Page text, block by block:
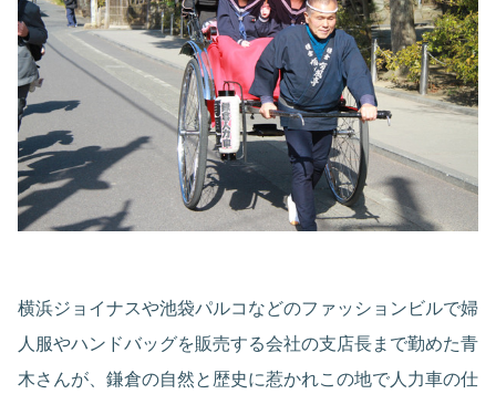
横浜ジョイナスや池袋パルコなどのファッションビルで婦
人服やハンドバッグを販売する会社の支店長まで勤めた青
木さんが、鎌倉の自然と歴史に惹かれこの地で人力車の仕